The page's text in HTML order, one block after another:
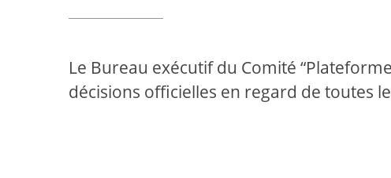
Le Bureau exécutif du Comité
décisions officielles en regard de toutes